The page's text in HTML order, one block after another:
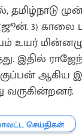
தமிழ்நாடு
3) காலை
உயர்
இதில்
ஆகிய
வருகின்றனர்.
செய்திகள்